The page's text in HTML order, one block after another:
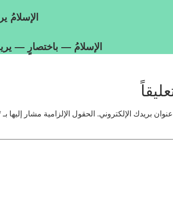
الإسلامُ
الإسلامُ — باختصارٍ —
بريدك الإلكتروني. الحقول الإلزامية مشار إليها بـ